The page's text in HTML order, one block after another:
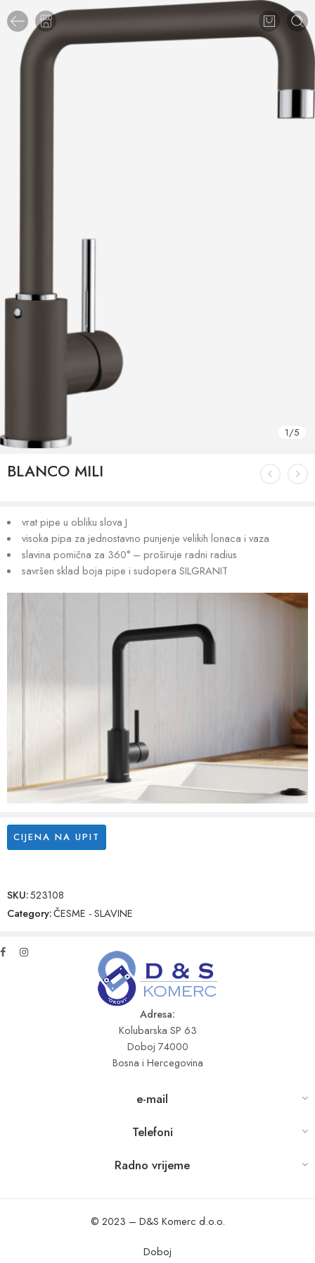
1/5
BLANCO MILI
vrat pipe u obliku slova J
visoka pipa za jednostavno punjenje velikih lonaca i vaza
slavina pomična za 360° – proširuje radni radius
savršen sklad boja pipe i sudopera SILGRANIT
CIJENA NA UPIT
SKU:523108
Category:ČESME - SLAVINE
Adresa:
Kolubarska SP 63
Doboj 74000
Bosna i Hercegovina
e-mail
Telefoni
Radno vrijeme
© 2023 – D&S Komerc d.o.o.
Doboj